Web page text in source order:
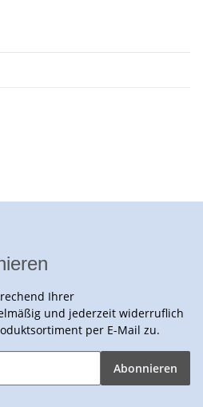
Ihrer
und jederzeit widerruflich
per E-Mail zu.
Abonnieren